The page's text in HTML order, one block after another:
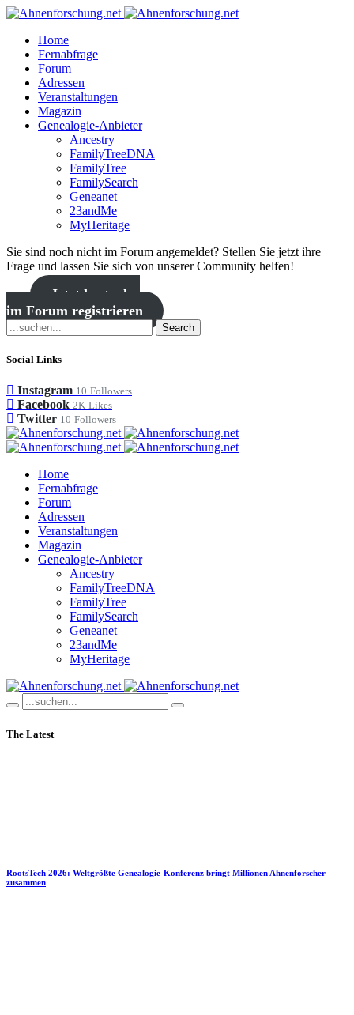
Home
Fernabfrage
Forum
Adressen
Veranstaltungen
Magazin
Genealogie-Anbieter
Ancestry
FamilyTreeDNA
FamilyTree
FamilySearch
Geneanet
23andMe
MyHeritage
Sie sind noch nicht im Forum angemeldet? Stellen Sie jetzt ihre
Frage und lassen Sie sich von unserer Community helfen!
Jetzt kostenlos
im Forum registrieren
Search
Social Links
Instagram 10 Followers
Facebook 2K Likes
Twitter 10 Followers
Home
Fernabfrage
Forum
Adressen
Veranstaltungen
Magazin
Genealogie-Anbieter
Ancestry
FamilyTreeDNA
FamilyTree
FamilySearch
Geneanet
23andMe
MyHeritage
The Latest
RootsTech 2026: Weltgrößte Genealogie-Konferenz bringt Millionen Ahnenforscher
zusammen